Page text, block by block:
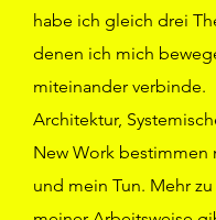
habe ich gleich drei
denen ich mich
miteinander verbinde.
Architektur,
New Work bestimmen
und mein Tun. Mehr